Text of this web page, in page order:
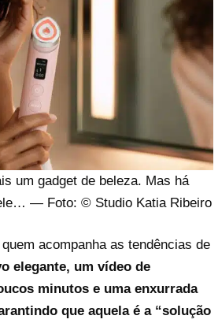
um gadget de beleza. Mas há
— Foto: © Studio Katia Ribeiro
acompanha as tendências de
elegante, um vídeo de
minutos e uma enxurrada
que aquela é a “solução